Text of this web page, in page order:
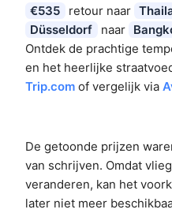
€535
retour naar
Düsseldorf
naar
Ontdek de prachtige
en het heerlijke
Trip.com of vergelijk via
De getoonde prijzen
van schrijven. Omdat
veranderen, kan het
later niet meer